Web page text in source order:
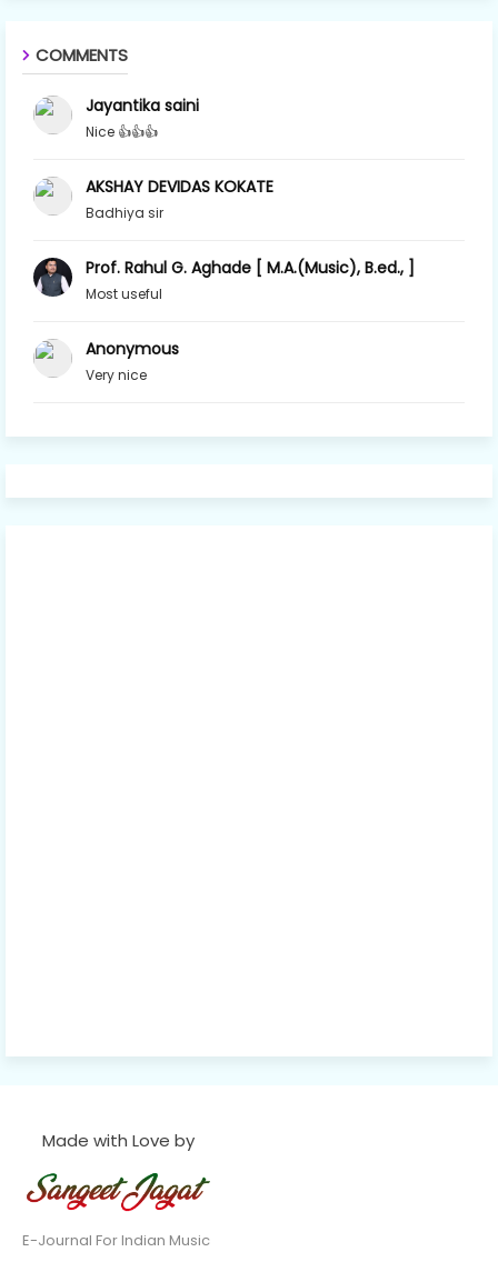
COMMENTS
Jayantika saini
Nice 👍👍👍
AKSHAY DEVIDAS KOKATE
Badhiya sir
Prof. Rahul G. Aghade [ M.A.(Music), B.ed., ]
Most useful
Anonymous
Very nice
Made with Love by
E-Journal For Indian Music